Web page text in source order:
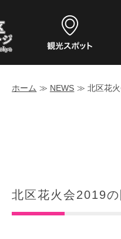
ホーム ≫ NEWS ≫ 北区花
北区花火会2019